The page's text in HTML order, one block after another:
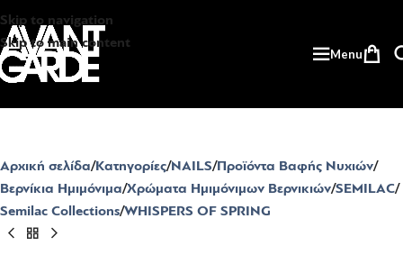
Skip to navigation
Skip to main content
Menu
Αρχική σελίδα Κατηγορίες NAILS Προϊόντα Βαφής Νυχιών
Βερνίκια Ημιμόνιμα Χρώματα Ημιμόνιμων Βερνικιών SEMILAC
Semilac Collections WHISPERS OF SPRING